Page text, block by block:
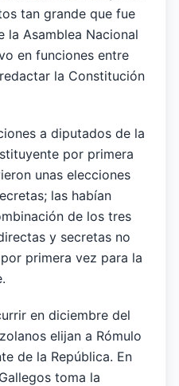
tan grande que fue
la Asamblea Nacional
en funciones entre
la Constitución
a diputados de la
por primera
unas elecciones
las habían
de los tres
y secretas no
primera vez para la
en diciembre del
elijan a Rómulo
de la República. En
toma la